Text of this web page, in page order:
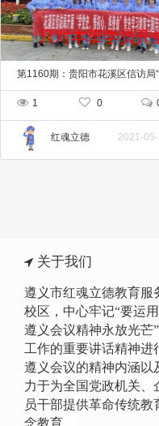
只对本班学员开
1 0
红魂立德 2021-
关于我们
遵义市红魂立德教育服
校区，中心牢记“要运
遵义会议精神永放光芒
工作的重要讲话精神进
遵义会议的精神内涵以
力于为全国党政机关、
员干部提供革命传统